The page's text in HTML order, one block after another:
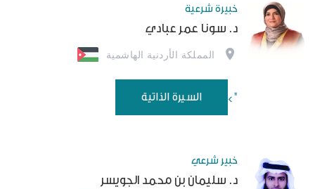
خبيرة شرعية
د. سونا عمر عبادي
المملكة الأردنية الهاشمية
"> السيرة الذاتية
خبير شرعي
د. سليمان بن محمد الجويسر